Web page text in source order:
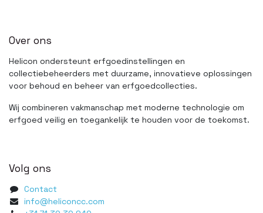
Over ons
Helicon ondersteunt erfgoedinstellingen en
collectiebeheerders met duurzame, innovatieve oplossingen
voor behoud en beheer van erfgoedcollecties.
Wij combineren vakmanschap met moderne technologie om
erfgoed veilig en toegankelijk te houden voor de toekomst.
Volg ons
Contact
info@heliconcc.com